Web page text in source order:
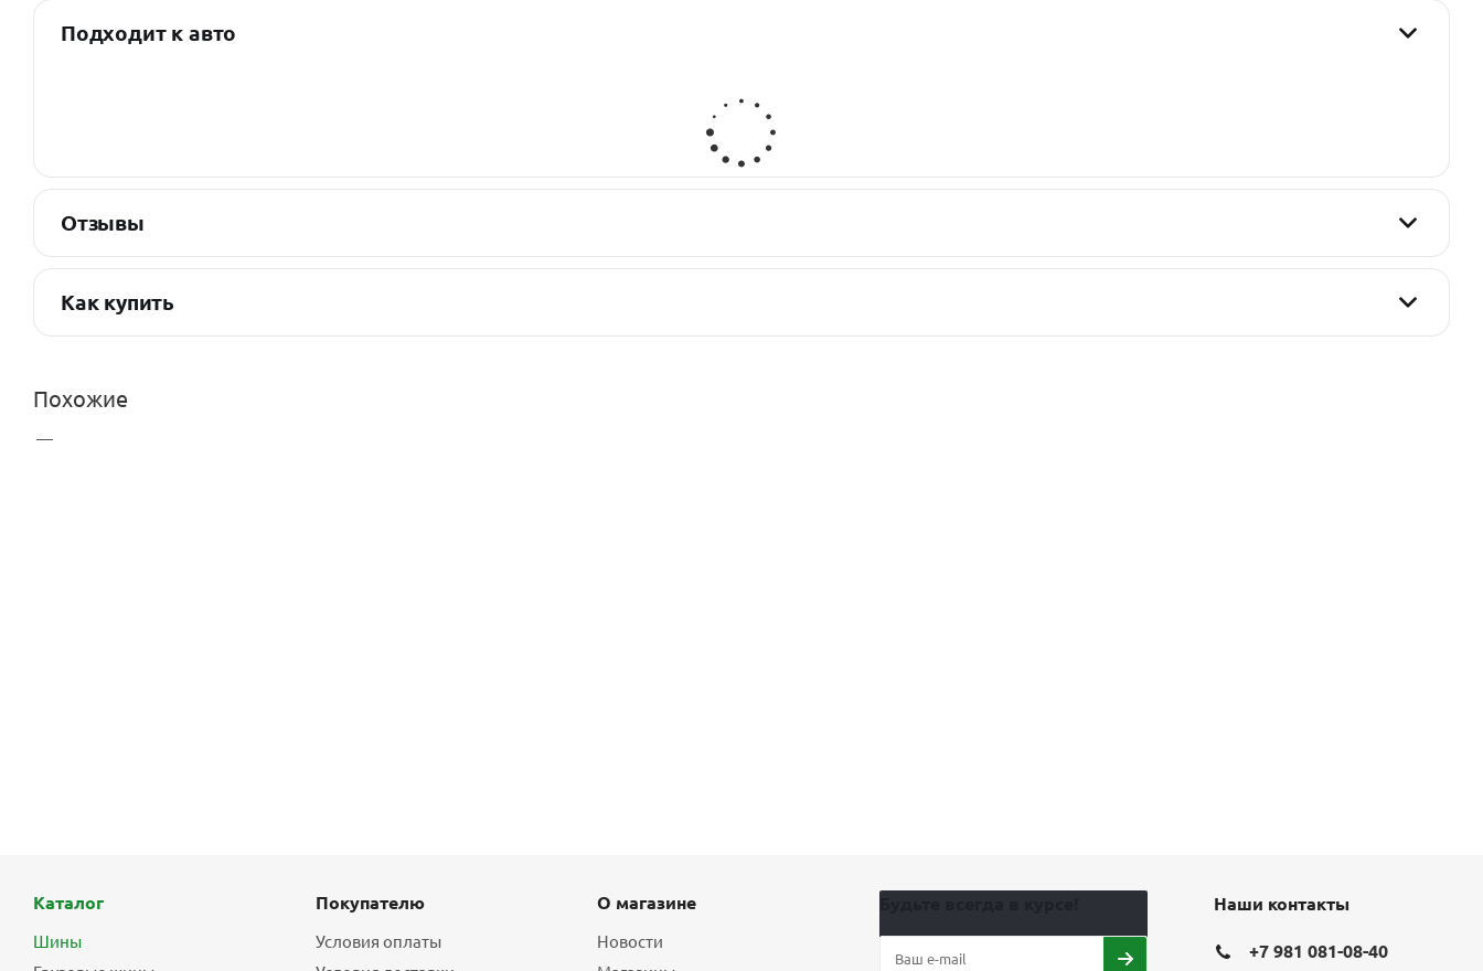
Подходит к авто
Отзывы
Как купить
Похожие
Каталог
Шины
Покупателю
Условия оплаты
О магазине
Новости
Наши контакты
+7 981 081-08-40